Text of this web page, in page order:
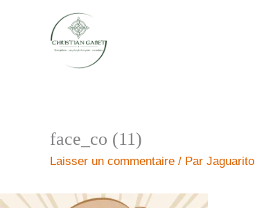
face_co (11)
Laisser un commentaire / Par Jaguarito